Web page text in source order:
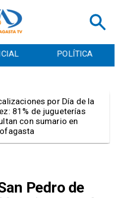
CULTURA
Pedro de
frena opción de pena
para Karen Rojo por ahora